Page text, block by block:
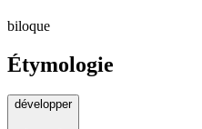
biloque
Étymologie
développer